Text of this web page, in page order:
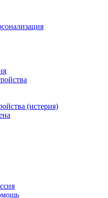
(истерия)